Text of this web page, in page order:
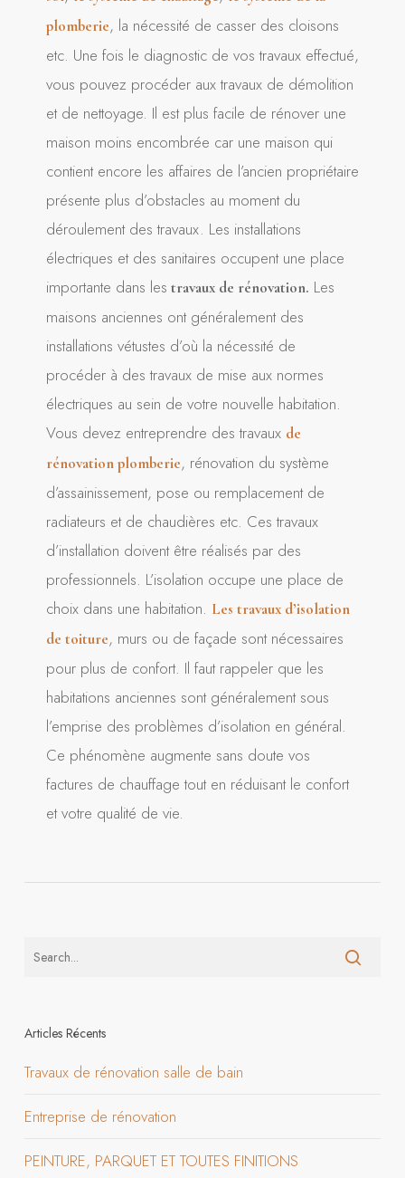
plomberie, la nécessité de casser des cloisons
etc. Une fois le diagnostic de vos travaux effectué,
vous pouvez procéder aux travaux de démolition
et de nettoyage. Il est plus facile de rénover une
maison moins encombrée car une maison qui
contient encore les affaires de l’ancien propriétaire
présente plus d’obstacles au moment du
déroulement des travaux. Les installations
électriques et des sanitaires occupent une place
importante dans les travaux de rénovation. Les
maisons anciennes ont généralement des
installations vétustes d’où la nécessité de
procéder à des travaux de mise aux normes
électriques au sein de votre nouvelle habitation.
Vous devez entreprendre des travaux de
rénovation plomberie, rénovation du système
d’assainissement, pose ou remplacement de
radiateurs et de chaudières etc. Ces travaux
d’installation doivent être réalisés par des
professionnels. L’isolation occupe une place de
choix dans une habitation. Les travaux d’isolation
de toiture, murs ou de façade sont nécessaires
pour plus de confort. Il faut rappeler que les
habitations anciennes sont généralement sous
l’emprise des problèmes d’isolation en général.
Ce phénomène augmente sans doute vos
factures de chauffage tout en réduisant le confort
et votre qualité de vie.
Articles Récents
Travaux de rénovation salle de bain
Entreprise de rénovation
PEINTURE, PARQUET ET TOUTES FINITIONS